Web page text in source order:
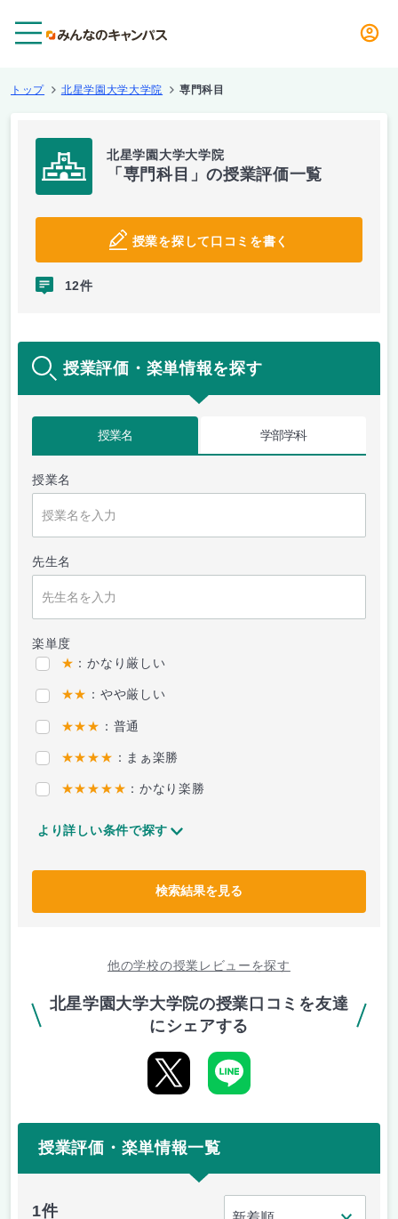
トップ 北星学園大学大学院 専門科目
北星学園大学大学院
「専門科目」の授業評価一覧
授業を探して口コミを書く
12件
授業評価・楽単情報を探す
授業名 学部学科
授業名
先生名
楽単度
★ ：かなり厳しい
★★ ：やや厳しい
★★★ ：普通
★★★★ ：まぁ楽勝
★★★★★ ：かなり楽勝
より詳しい条件で探す
検索結果を見る
他の学校の授業レビューを探す
北星学園大学大学院の授業口コミを友達
にシェアする
授業評価・楽単情報一覧
1件